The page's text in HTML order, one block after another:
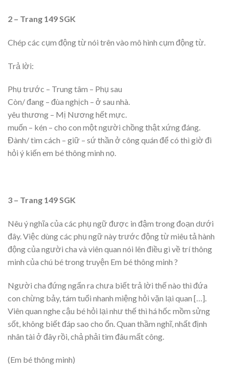
2 – Trang 149 SGK
Chép các cụm động từ nói trên vào mô hình cụm động từ.
Trả lời:
Phụ trước – Trung tâm – Phụ sau
Còn/ đang – đùa nghịch – ở sau nhà.
yêu thương – Mị Nương hết mực.
muốn – kén – cho con một người chồng thật xứng đáng.
Đành/ tìm cách – giữ – sứ thần ở công quán để có thì giờ đi
hỏi ý kiến em bé thông minh nọ.
3 – Trang 149 SGK
Nêu ý nghĩa của các phụ ngữ được in đậm trong đoạn dưới
đây. Việc dùng các phụ ngữ này trước động từ miêu tả hành
động của người cha và viên quan nói lên điều gì về trí thông
minh của chú bé trong truyện Em bé thông minh ?
Người cha đứng ngẩn ra chưa biết trả lời thế nào thì đứa
con chừng bảy, tám tuổi nhanh miệng hỏi vặn lại quan […].
Viên quan nghe cậu bé hỏi lại như thế thì há hốc mồm sửng
sốt, không biết đáp sao cho ổn. Quan thầm nghĩ, nhất định
nhân tài ở đây rồi, chả phải tìm đâu mất công.
(Em bé thông minh)